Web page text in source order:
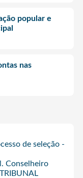
popular e
nas
de seleção -
Conselheiro